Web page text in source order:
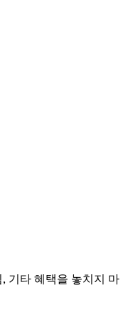
기타 혜택을 놓치지 마